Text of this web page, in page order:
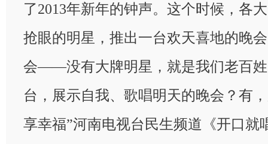
了2013年新年的钟声。这个时候，各
抢眼的明星，推出一台欢天喜地的晚
会——没有大牌明星，就是我们老百
台，展示自我、歌唱明天的晚会？有
享幸福”河南电视台民生频道《开口就